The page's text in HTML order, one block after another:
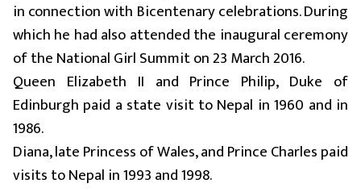
in connection with Bicentenary celebrations. During
which he had also attended the inaugural ceremony
of the National Girl Summit on 23 March 2016.
Queen Elizabeth II and Prince Philip, Duke of
Edinburgh paid a state visit to Nepal in 1960 and in
1986.
Diana, late Princess of Wales, and Prince Charles paid
visits to Nepal in 1993 and 1998.